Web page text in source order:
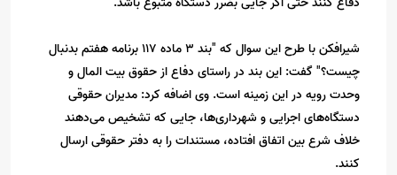
شیرافکن با طرح این سوال که "بند 3 ماده 117 برنامه هفتم بدنبال
چیست؟" گفت: این بند در راستای دفاع از حقوق بیت المال و
وحدت رویه در این زمینه است. وی اضافه کرد: مدیران حقوقی
دستگاه‌های اجرایی و شهرداری‌ها، جایی که تشخیص می‌دهند
خلاف شرع بین اتفاق افتاده، مستندات را به دفتر حقوقی ارسال
کنند.